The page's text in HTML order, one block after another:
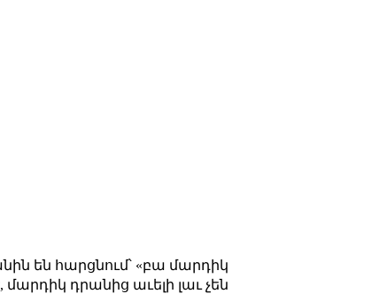
են հարցնում՝ «բա մարդիկ
դրանից աւելի լաւ չեն